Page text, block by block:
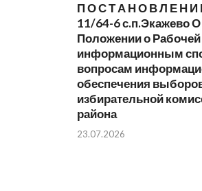
П О С Т А Н О В Л Е Н
11/64-6 с.п.Экажево О
Положении о Рабочей
информационным
вопросам
обеспечения
избирательной
района
23.07.2026